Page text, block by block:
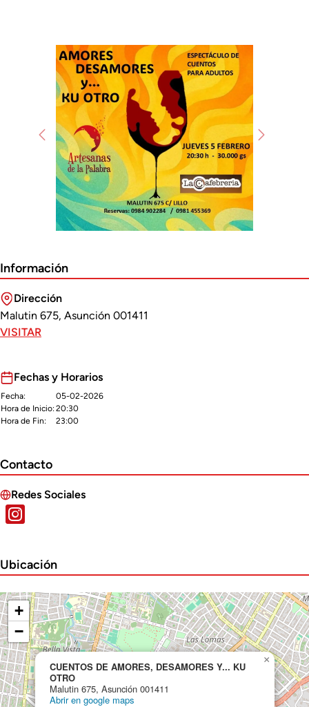
Previous
Información
Dirección
Malutin 675, Asunción 001411
VISITAR
Fechas y Horarios
Fecha:
05-02-2026
Hora de Inicio: 20:30
Hora de Fin:
23:00
Contacto
Redes Sociales
Ubicación
CUENTOS DE AMORES, DESAMORES Y... KU
OTRO
Malutin 675, Asunción 001411
Abrir en google maps
×
+
−